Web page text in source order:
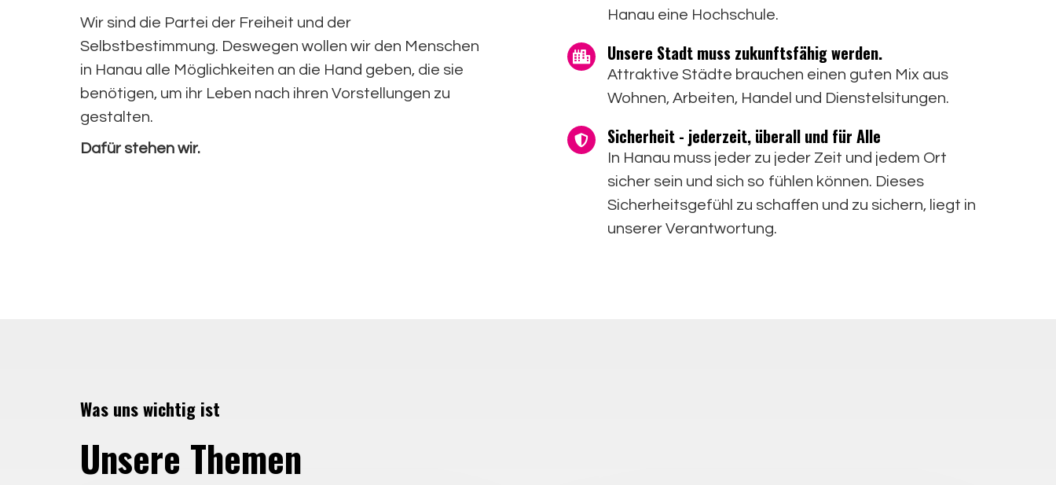
Wir sind die Partei der Freiheit und der
Selbstbestimmung. Deswegen wollen wir den Menschen
in Hanau alle Möglichkeiten an die Hand geben, die sie
benötigen, um ihr Leben nach ihren Vorstellungen zu
gestalten.
Dafür stehen wir.
Hanau eine Hochschule.
Unsere Stadt muss zukunftsfähig werden.
Attraktive Städte brauchen einen guten Mix aus
Wohnen, Arbeiten, Handel und Dienstelsitungen.
Sicherheit - jederzeit, überall und für Alle
In Hanau muss jeder zu jeder Zeit und jedem Ort
sicher sein und sich so fühlen können. Dieses
Sicherheitsgefühl zu schaffen und zu sichern, liegt in
unserer Verantwortung.
Was uns wichtig ist
Unsere Themen